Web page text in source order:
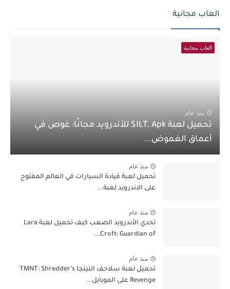
العاب مجانية
العاب مجانية
منذ عام
تحميل لعبة SILT. Apk للأندرويد مجانًا: غوص في
أعماق الغموض...
منذ عام
تحميل لعبة قيادة السيارات في العالم المفتوح
على الاندرويد لعبة...
منذ عام
تحدي الأندرويد الصعب كيف تحميل لعبة Lara
Croft: Guardian of...
منذ عام
تحميل لعبة سلاحف النينجا TMNT: Shredder’s
Revenge على الموبايل...